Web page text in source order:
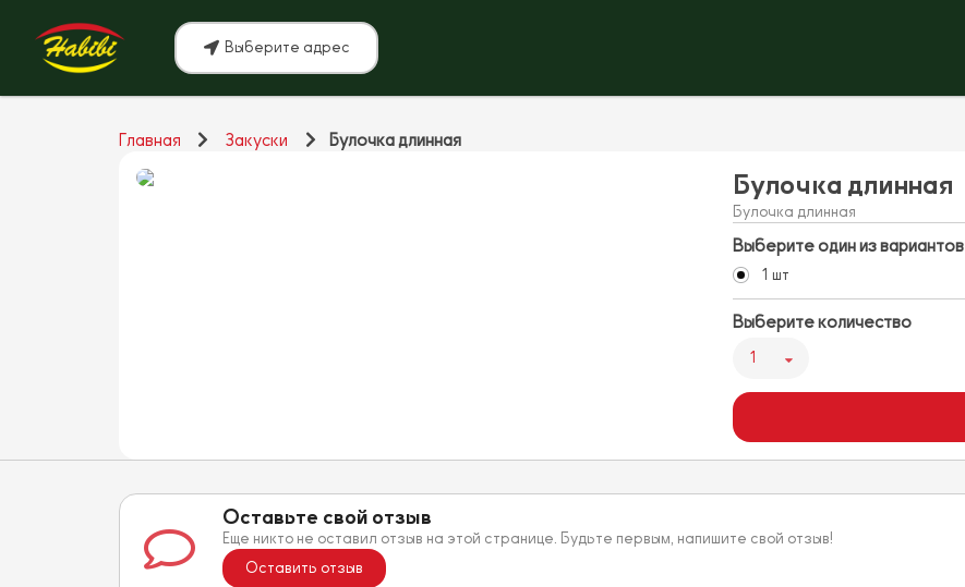
Выберите адрес
Главная Закуски Булочка длинная
Булочка длинная
Булочка длинная
Выберите один из вариантов
1 шт
Выберите количество
1
Оставьте свой отзыв
Еще никто не оставил отзыв на этой странице. Будьте первым, напишите свой отзыв!
Оставить отзыв